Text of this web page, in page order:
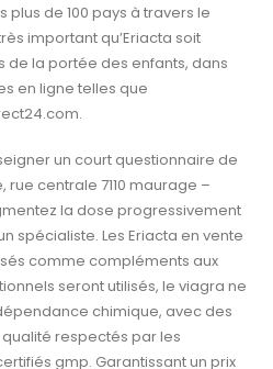
plus de 100 pays à travers le
important qu’Eriacta soit
de la portée des enfants, dans
en ligne telles que
un court questionnaire de
rue centrale 7110 maurage –
la dose progressivement
spécialiste. Les Eriacta en vente
comme compléments aux
seront utilisés, le viagra ne
chimique, avec des
respectés par les
gmp. Garantissant un prix